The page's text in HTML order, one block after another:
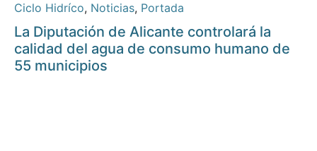
Ciclo Hidríco, Noticias, Portada
La Diputación de Alicante controlará la
calidad del agua de consumo humano de
55 municipios